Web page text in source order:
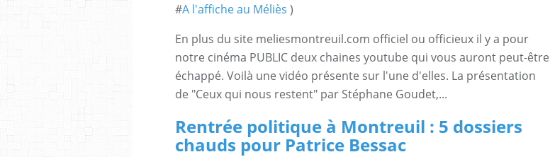
#A l'affiche au Méliès )
En plus du site meliesmontreuil.com officiel ou officieux il y a pour
notre cinéma PUBLIC deux chaines youtube qui vous auront peut-être
échappé. Voilà une vidéo présente sur l'une d'elles. La présentation
de "Ceux qui nous restent" par Stéphane Goudet,...
Rentrée politique à Montreuil : 5 dossiers
chauds pour Patrice Bessac